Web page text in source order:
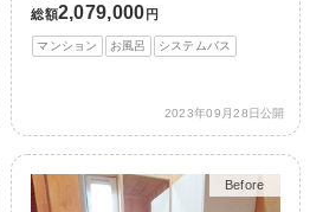
総額2,079,000 円
マンション お風呂 システムバス
2023年09月28日公開
Before
After